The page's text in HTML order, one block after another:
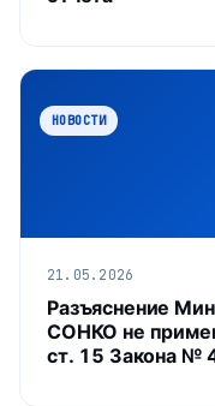
НОВОСТИ
21.05.2026
Разъяснение
СОНКО не
ст. 15 Закона №